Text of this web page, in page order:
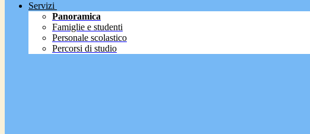
Servizi
Panoramica
Famiglie e studenti
Personale scolastico
Percorsi di studio